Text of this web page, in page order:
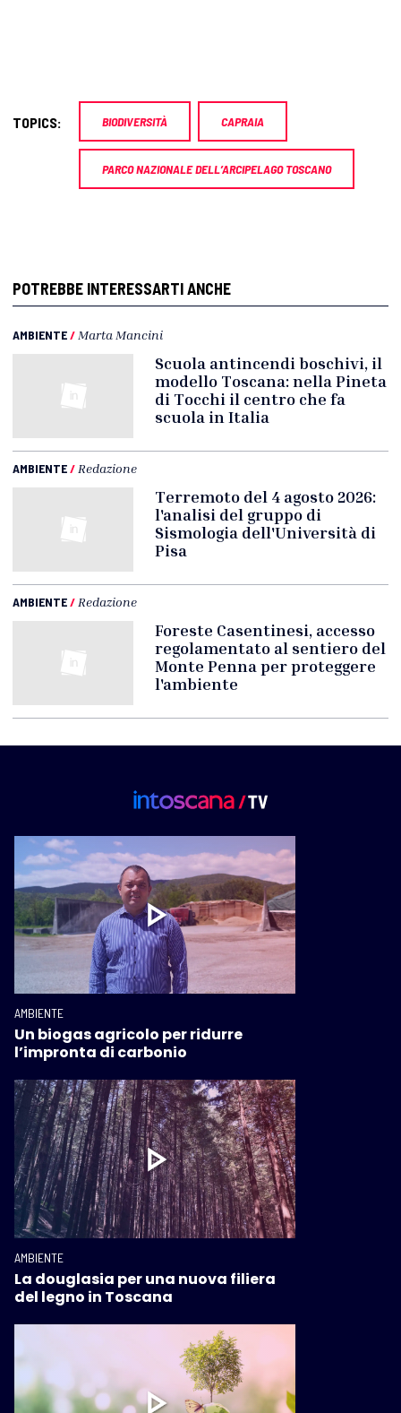
TOPICS: BIODIVERSITÀ CAPRAIA
PARCO NAZIONALE DELL’ARCIPELAGO TOSCANO
POTREBBE INTERESSARTI ANCHE
AMBIENTE/ Marta Mancini
Scuola antincendi boschivi, il
modello Toscana: nella Pineta
di Tocchi il centro che fa
scuola in Italia
AMBIENTE/ Redazione
Terremoto del 4 agosto 2026:
l'analisi del gruppo di
Sismologia dell'Università di
Pisa
AMBIENTE/ Redazione
Foreste Casentinesi, accesso
regolamentato al sentiero del
Monte Penna per proteggere
l'ambiente
AMBIENTE
Un biogas agricolo per ridurre
l’impronta di carbonio
AMBIENTE
La douglasia per una nuova filiera
del legno in Toscana